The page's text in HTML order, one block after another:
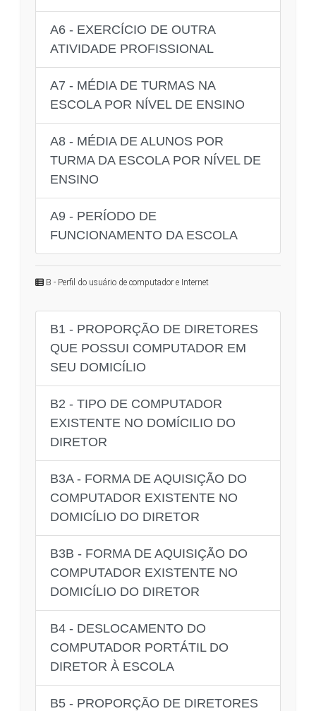
A6 - EXERCÍCIO DE OUTRA
ATIVIDADE PROFISSIONAL
A7 - MÉDIA DE TURMAS NA
ESCOLA POR NÍVEL DE ENSINO
A8 - MÉDIA DE ALUNOS POR
TURMA DA ESCOLA POR NÍVEL DE
ENSINO
A9 - PERÍODO DE
FUNCIONAMENTO DA ESCOLA
B - Perfil do usuário de computador e Internet
B1 - PROPORÇÃO DE DIRETORES
QUE POSSUI COMPUTADOR EM
SEU DOMICÍLIO
B2 - TIPO DE COMPUTADOR
EXISTENTE NO DOMÍCILIO DO
DIRETOR
B3A - FORMA DE AQUISIÇÃO DO
COMPUTADOR EXISTENTE NO
DOMICÍLIO DO DIRETOR
B3B - FORMA DE AQUISIÇÃO DO
COMPUTADOR EXISTENTE NO
DOMICÍLIO DO DIRETOR
B4 - DESLOCAMENTO DO
COMPUTADOR PORTÁTIL DO
DIRETOR À ESCOLA
B5 - PROPORÇÃO DE DIRETORES